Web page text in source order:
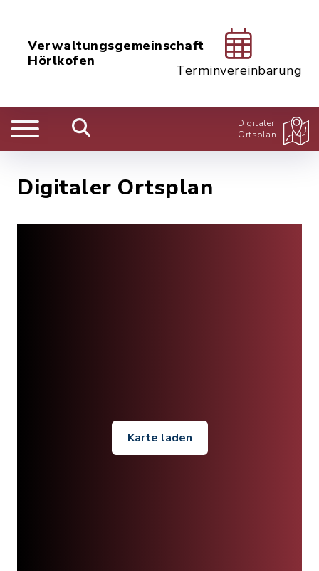
Verwaltungsgemeinschaft
Hörlkofen
Terminvereinbarung
Digitaler
Ortsplan
Digitaler Ortsplan
Karte laden